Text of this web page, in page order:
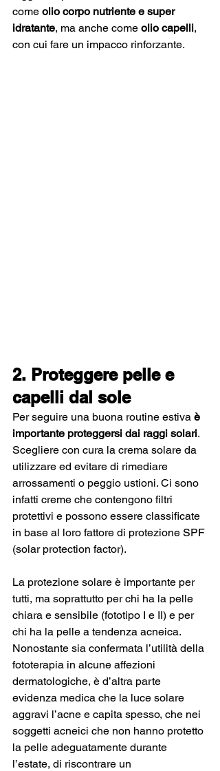
come olio corpo nutriente e super
idratante, ma anche come olio capelli,
con cui fare un impacco rinforzante.
2. Proteggere pelle e
capelli dal sole
Per seguire una buona routine estiva è
importante proteggersi dai raggi solari.
Scegliere con cura la crema solare da
utilizzare ed evitare di rimediare
arrossamenti o peggio ustioni. Ci sono
infatti creme che contengono filtri
protettivi e possono essere classificate
in base al loro fattore di protezione SPF
(solar protection factor).
La protezione solare è importante per
tutti, ma soprattutto per chi ha la pelle
chiara e sensibile (fototipo I e II) e per
chi ha la pelle a tendenza acneica.
Nonostante sia confermata l’utilità della
fototerapia in alcune affezioni
dermatologiche, è d’altra parte
evidenza medica che la luce solare
aggravi l’acne e capita spesso, che nei
soggetti acneici che non hanno protetto
la pelle adeguatamente durante
l’estate, di riscontrare un